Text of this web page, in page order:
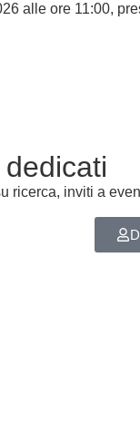
alle ore 11:00,
ricerca, inviti a